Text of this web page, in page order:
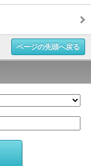
ページの先頭へ戻る